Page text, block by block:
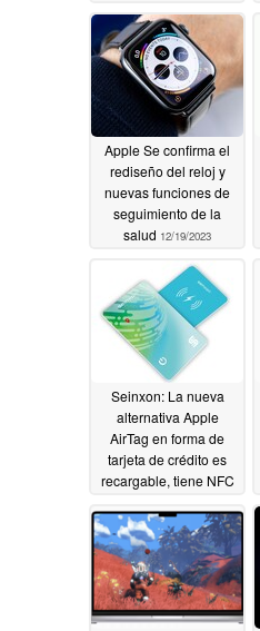
Apple Se confirma el
rediseño del reloj y
nuevas funciones de
seguimiento de la
salud 12/19/2023
Seinxon: La nueva
alternativa Apple
AirTag en forma de
tarjeta de crédito es
recargable, tiene NFC
ruido12/19/2023